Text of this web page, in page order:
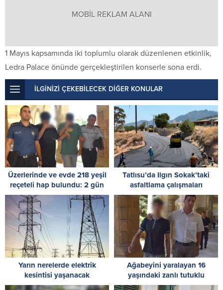
MOBİL REKLAM ALANI
1 Mayıs kapsamında iki toplumlu olarak düzenlenen etkinlik,
Ledra Palace önünde gerçekleştirilen konserle sona erdi.
İLGİNİZİ ÇEKEBİLECEK DİĞER KONULAR
Üzerlerinde ve evde 218 yeşil
reçeteli hap bulundu: 2 gün
tutuklu kalacaklar
Tatlısu’da Ilgın Sokak’taki
asfaltlama çalışmaları
tamamlandı
Yarın nerelerde elektrik
kesintisi yaşanacak
Ağabeyini yaralayan 16
yaşındaki zanlı tutuklu
yargılanacak